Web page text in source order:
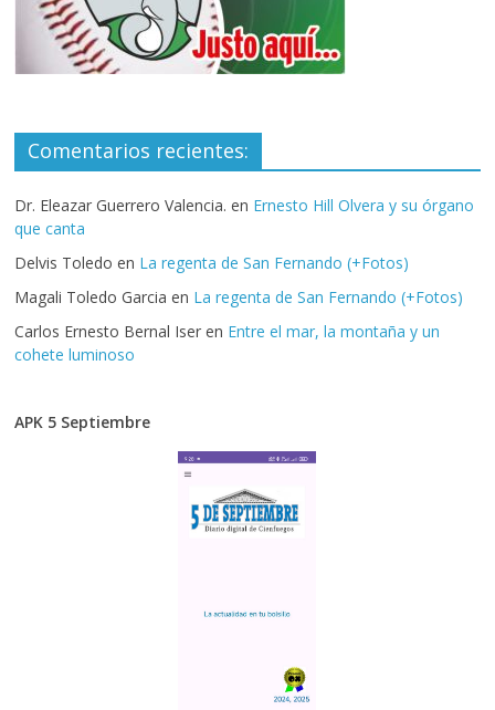
Comentarios recientes:
Dr. Eleazar Guerrero Valencia. en Ernesto Hill Olvera y su órgano
que canta
Delvis Toledo en La regenta de San Fernando (+Fotos)
Magali Toledo Garcia en La regenta de San Fernando (+Fotos)
Carlos Ernesto Bernal Iser en Entre el mar, la montaña y un
cohete luminoso
APK 5 Septiembre